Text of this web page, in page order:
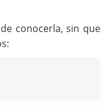
conocerla, sin que